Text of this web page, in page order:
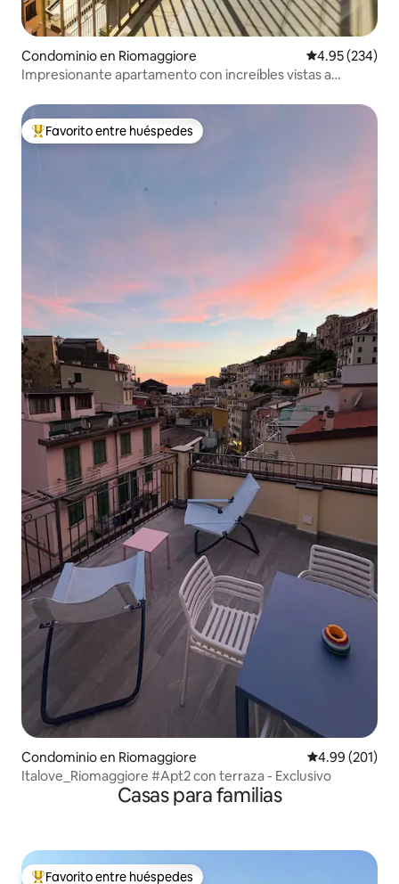
Condominio en Riomaggiore Calificación
4.95 (234)
Impresionante apartamento con increíbles vistas a
De los mejores en Favorito entre huéspedes
Favorito entre huéspedes
Condominio en Riomaggiore Calificación
4.99 (201)
Italove_Riomaggiore #Apt2 con terraza - Exclusivo
Casas para familias
Favorito entre huéspedes